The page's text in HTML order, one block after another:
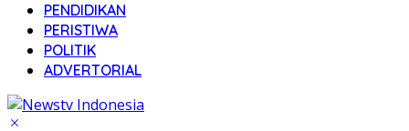
PENDIDIKAN
PERISTIWA
POLITIK
ADVERTORIAL